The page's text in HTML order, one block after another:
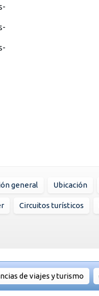
general Ubicación
Circuitos turísticos
de viajes y turismo